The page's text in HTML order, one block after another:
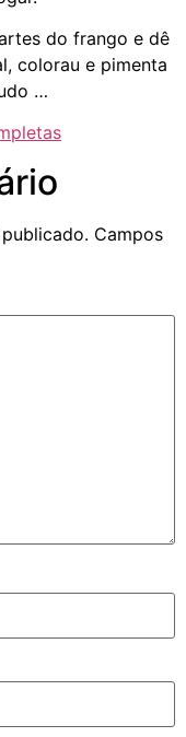
do frango e dê
colorau e pimenta
…
Campos